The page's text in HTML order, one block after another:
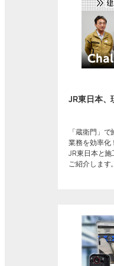
JR東日本、
「蔵衛門」
業務を効率化
JR東日本と
ご紹介します。